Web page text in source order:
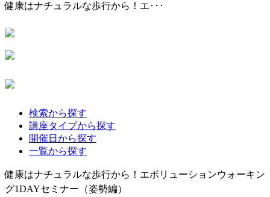
健康はナチュラルな歩行から！エ･･･
検索から探す
講座タイプから探す
開催日から探す
一覧から探す
健康はナチュラルな歩行から！エボリューションウォーキン
グ1DAYセミナー（姿勢編）